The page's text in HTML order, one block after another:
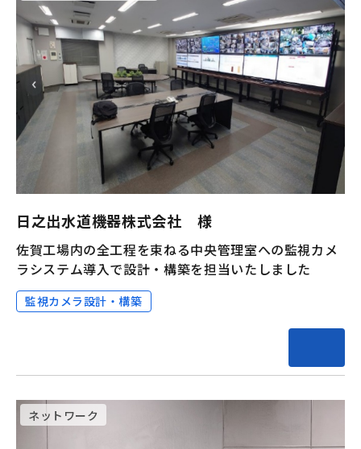
日之出水道機器株式会社 様
佐賀工場内の全工程を束ねる中央管理室への監視カメ
ラシステム導入で設計・構築を担当いたしました
監視カメラ設計・構築
ネットワーク